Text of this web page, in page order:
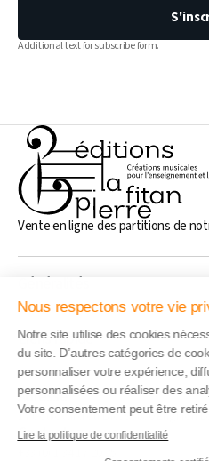
Nous respectons votre vie
Notre site utilise des cookies
du site. D’autres catégories de
personnaliser votre expérience,
personnalisées ou réaliser des
Votre consentement peut être
Lire la politique de confidentialité
Additional text for subscribe form.
Vente en ligne des partitions de
Généralités
Liens rapide
Adresse
17 boulevard du Lac, 95880 Enghien-
Contactez-nous